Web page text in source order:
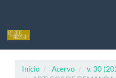
principal
Início Acervo
v. 30